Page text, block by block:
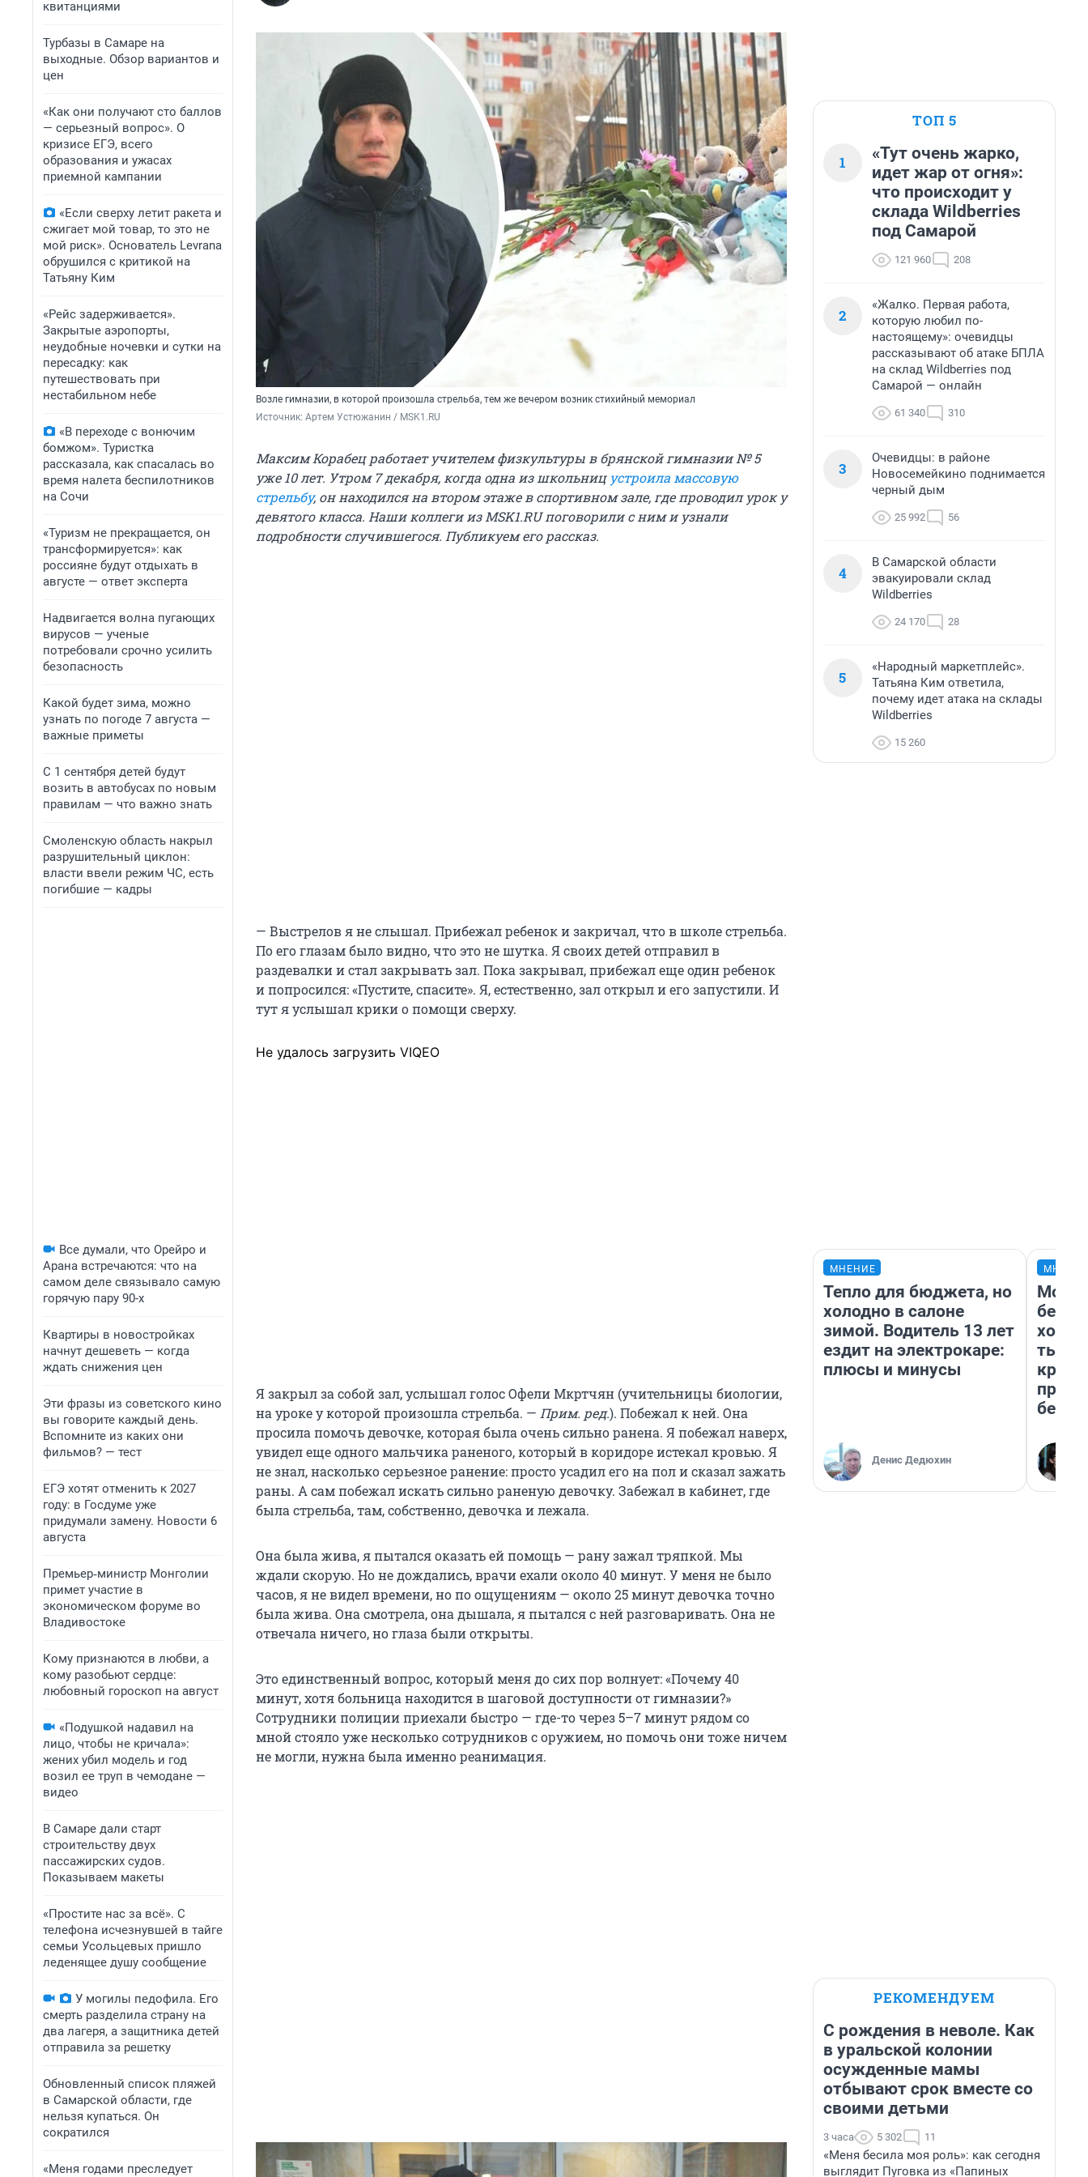
квитанциями
Турбазы в Самаре на
выходные. Обзор вариантов и
цен
«Как они получают сто баллов
— серьезный вопрос». О
кризисе ЕГЭ, всего
образования и ужасах
приемной кампании
«Если сверху летит ракета и
сжигает мой товар, то это не
мой риск». Основатель Levrana
обрушился с критикой на
Татьяну Ким
«Рейс задерживается».
Закрытые аэропорты,
неудобные ночевки и сутки на
пересадку: как
путешествовать при
нестабильном небе
«В переходе с вонючим
бомжом». Туристка
рассказала, как спасалась во
время налета беспилотников
на Сочи
«Туризм не прекращается, он
трансформируется»: как
россияне будут отдыхать в
августе — ответ эксперта
Надвигается волна пугающих
вирусов — ученые
потребовали срочно усилить
безопасность
Какой будет зима, можно
узнать по погоде 7 августа —
важные приметы
С 1 сентября детей будут
возить в автобусах по новым
правилам — что важно знать
Смоленскую область накрыл
разрушительный циклон:
власти ввели режим ЧС, есть
погибшие — кадры
Все думали, что Орейро и
Арана встречаются: что на
самом деле связывало самую
горячую пару 90-х
Квартиры в новостройках
начнут дешеветь — когда
ждать снижения цен
Эти фразы из советского кино
вы говорите каждый день.
Вспомните из каких они
фильмов? — тест
ЕГЭ хотят отменить к 2027
году: в Госдуме уже
придумали замену. Новости 6
августа
Премьер‑министр Монголии
примет участие в
экономическом форуме во
Владивостоке
Кому признаются в любви, а
кому разобьют сердце:
любовный гороскоп на август
«Подушкой надавил на
лицо, чтобы не кричала»:
жених убил модель и год
возил ее труп в чемодане —
видео
В Самаре дали старт
строительству двух
пассажирских судов.
Показываем макеты
«Простите нас за всё». С
телефона исчезнувшей в тайге
семьи Усольцевых пришло
леденящее душу сообщение
У могилы педофила. Его
смерть разделила страну на
два лагеря, а защитника детей
отправила за решетку
Обновленный список пляжей
в Самарской области, где
нельзя купаться. Он
сократился
«Меня годами преследует
Возле гимназии, в которой произошла стрельба, тем же вечером возник стихийный мемориал
Источник: Артем Устюжанин / MSK1.RU
Максим Корабец работает учителем физкультуры в брянской гимназии № 5
уже 10 лет. Утром 7 декабря, когда одна из школьниц устроила массовую
стрельбу, он находился на втором этаже в спортивном зале, где проводил урок у
девятого класса. Наши коллеги из MSK1.RU поговорили с ним и узнали
подробности случившегося. Публикуем его рассказ.
— Выстрелов я не слышал. Прибежал ребенок и закричал, что в школе стрельба.
По его глазам было видно, что это не шутка. Я своих детей отправил в
раздевалки и стал закрывать зал. Пока закрывал, прибежал еще один ребенок
и попросился: «Пустите, спасите». Я, естественно, зал открыл и его запустили. И
тут я услышал крики о помощи сверху.
Не удалось загрузить VIQEO
Я закрыл за собой зал, услышал голос Офели Мкртчян (учительницы биологии,
на уроке у которой произошла стрельба. — Прим. ред.). Побежал к ней. Она
просила помочь девочке, которая была очень сильно ранена. Я побежал наверх,
увидел еще одного мальчика раненого, который в коридоре истекал кровью. Я
не знал, насколько серьезное ранение: просто усадил его на пол и сказал зажать
раны. А сам побежал искать сильно раненую девочку. Забежал в кабинет, где
была стрельба, там, собственно, девочка и лежала.
Она была жива, я пытался оказать ей помощь — рану зажал тряпкой. Мы
ждали скорую. Но не дождались, врачи ехали около 40 минут. У меня не было
часов, я не видел времени, но по ощущениям — около 25 минут девочка точно
была жива. Она смотрела, она дышала, я пытался с ней разговаривать. Она не
отвечала ничего, но глаза были открыты.
Это единственный вопрос, который меня до сих пор волнует: «Почему 40
минут, хотя больница находится в шаговой доступности от гимназии?»
Сотрудники полиции приехали быстро — где-то через 5–7 минут рядом со
мной стояло уже несколько сотрудников с оружием, но помочь они тоже ничем
не могли, нужна была именно реанимация.
ТОП 5
1
«Тут очень жарко,
идет жар от огня»:
что происходит у
склада Wildberries
под Самарой
121 960 208
2
«Жалко. Первая работа,
которую любил по-
настоящему»: очевидцы
рассказывают об атаке БПЛА
на склад Wildberries под
Самарой — онлайн
61 340 310
3
Очевидцы: в районе
Новосемейкино поднимается
черный дым
25 992 56
4
В Самарской области
эвакуировали склад
Wildberries
24 170 28
5
«Народный маркетплейс».
Татьяна Ким ответила,
почему идет атака на склады
Wildberries
15 260
МНЕНИЕ
Тепло для бюджета, но
холодно в салоне
зимой. Водитель 13 лет
ездит на электрокаре:
плюсы и минусы
Денис Дедюхин
Мой
РЕКОМЕНДУЕМ
С рождения в неволе. Как
в уральской колонии
осужденные мамы
отбывают срок вместе со
своими детьми
3 часа 5 302 11
«Меня бесила моя роль»: как сегодня
выглядит Пуговка из «Папиных